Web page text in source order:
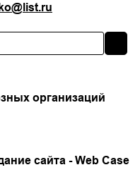
организаций
сайта -Web Case